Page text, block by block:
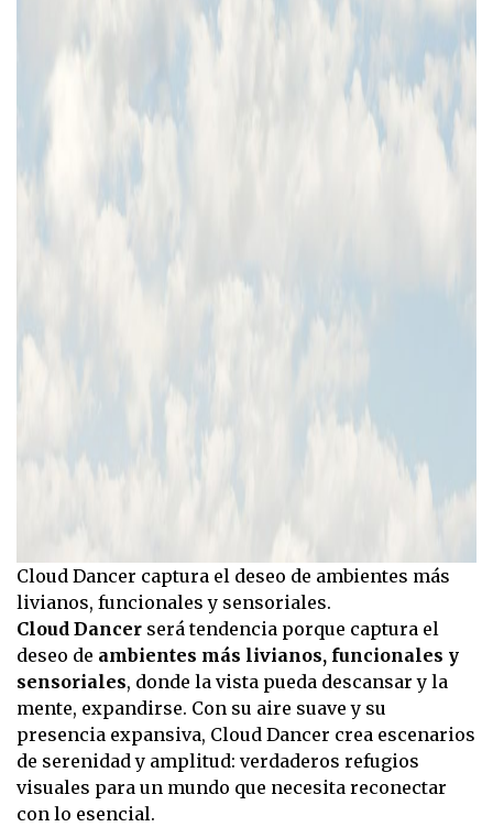
Cloud Dancer captura el deseo de ambientes más
livianos, funcionales y sensoriales.
Cloud Dancer será tendencia porque captura el
deseo de ambientes más livianos, funcionales y
sensoriales, donde la vista pueda descansar y la
mente, expandirse. Con su aire suave y su
presencia expansiva, Cloud Dancer crea escenarios
de serenidad y amplitud: verdaderos refugios
visuales para un mundo que necesita reconectar
con lo esencial.